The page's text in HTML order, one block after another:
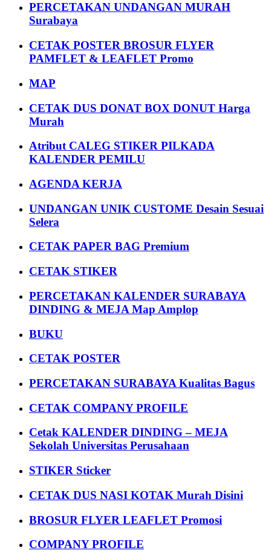
PERCETAKAN UNDANGAN MURAH
Surabaya
CETAK POSTER BROSUR FLYER
PAMFLET & LEAFLET Promo
MAP
CETAK DUS DONAT BOX DONUT Harga
Murah
Atribut CALEG STIKER PILKADA
KALENDER PEMILU
AGENDA KERJA
UNDANGAN UNIK CUSTOME Desain Sesuai
Selera
CETAK PAPER BAG Premium
CETAK STIKER
PERCETAKAN KALENDER SURABAYA
DINDING & MEJA Map Amplop
BUKU
CETAK POSTER
PERCETAKAN SURABAYA Kualitas Bagus
CETAK COMPANY PROFILE
Cetak KALENDER DINDING – MEJA
Sekolah Universitas Perusahaan
STIKER Sticker
CETAK DUS NASI KOTAK Murah Disini
BROSUR FLYER LEAFLET Promosi
COMPANY PROFILE